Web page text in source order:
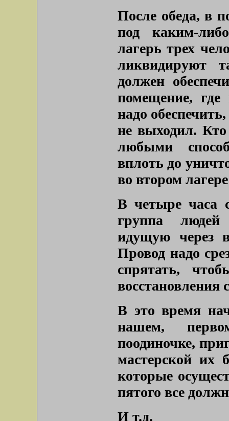
После обеда, в
под каким-
лагерь трех
ликвидируют
должен
помещение, где
надо
не выходил.
любыми
вплоть до
во втором
В четыре часа
группа людей
идущую через
Провод надо
спрятать,
восстановления
В это время
нашем,
поодиночке,
мастерской их
которые
пятого все
И т.д.